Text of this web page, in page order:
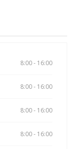
8:00 - 16:00
8:00 - 16:00
8:00 - 16:00
8:00 - 16:00